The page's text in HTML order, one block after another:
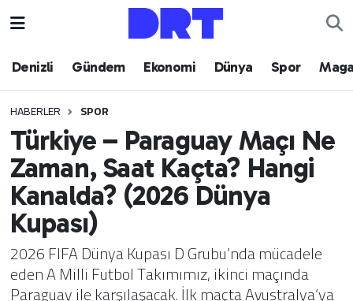
Denizli Gündem Ekonomi Dünya Spor
HABERLER SPOR
Türkiye – Paraguay Maçı Ne
Zaman, Saat Kaçta? Hangi
Kanalda? (2026 Dünya
Kupası)
2026 FIFA Dünya Kupası D Grubu’nda mücadele
eden A Milli Futbol Takımımız, ikinci maçında
Paraguay ile karşılaşacak. İlk maçta Avustralya’ya
Denizli
Ekonomi
Dünya
Spor
Magazin
Hava Durumu
Puan Durumu ve Fikstür
Tüm Manşetler
Son Dakika Haberleri
Haber Arşivi